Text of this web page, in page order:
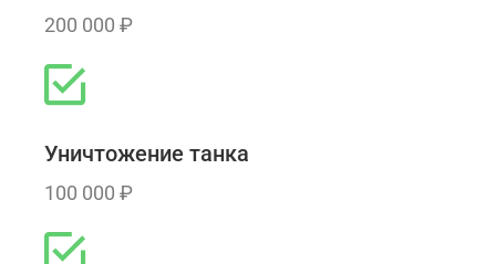
200 000 ₽
Уничтожение танка
100 000 ₽